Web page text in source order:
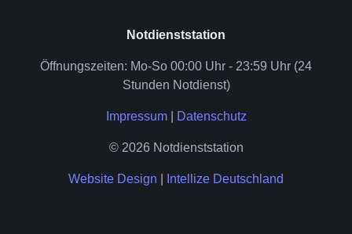
Notdienststation
Öffnungszeiten: Mo-So 00:00 Uhr - 23:59 Uhr (24
Stunden Notdienst)
Impressum| Datenschutz
© 2026 Notdienststation
Website Design Intellize Deutschland